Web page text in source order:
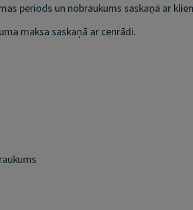
periods un nobraukums saskaņā ar
maksa saskaņā ar cenrādi.